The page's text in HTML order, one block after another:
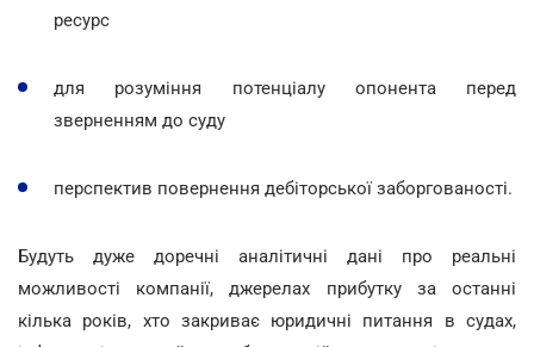
ресурс
для розуміння потенціалу опонента перед
зверненням до суду
перспектив повернення дебіторської заборгованості.
Будуть дуже доречні аналітичні дані про реальні
можливості компанії, джерелах прибутку за останні
кілька років, хто закриває юридичні питання в судах,